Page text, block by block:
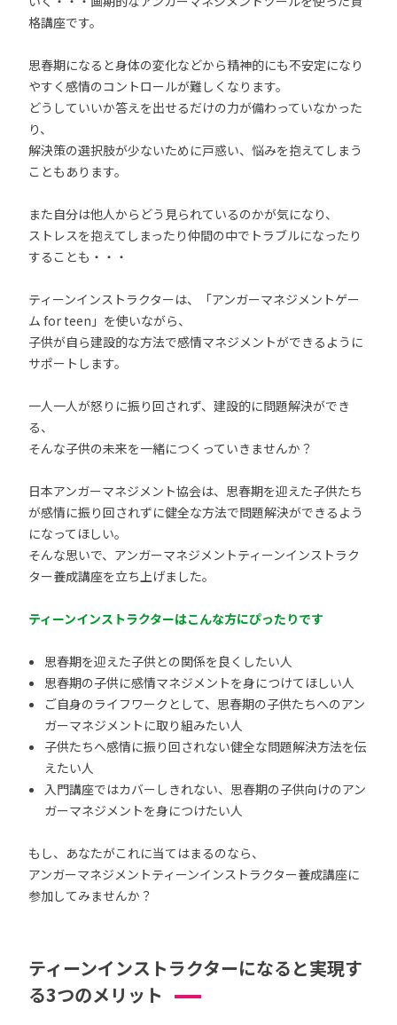
格講座です。
思春期になると身体の変化などから精神的にも不安定になり
やすく感情のコントロールが難しくなります。
どうしていいか答えを出せるだけの力が備わっていなかった
り、
解決策の選択肢が少ないために戸惑い、悩みを抱えてしまう
こともあります。
また自分は他人からどう見られているのかが気になり、
ストレスを抱えてしまったり仲間の中でトラブルになったり
することも・・・
ティーンインストラクターは、「アンガーマネジメントゲー
ム for teen」を使いながら、
子供が自ら建設的な方法で感情マネジメントができるように
サポートします。
一人一人が怒りに振り回されず、建設的に問題解決ができ
る、
そんな子供の未来を一緒につくっていきませんか？
日本アンガーマネジメント協会は、思春期を迎えた子供たち
が感情に振り回されずに健全な方法で問題解決ができるよう
になってほしい。
そんな思いで、アンガーマネジメントティーンインストラク
ター養成講座を立ち上げました。
ティーンインストラクターはこんな方にぴったりです
思春期を迎えた子供との関係を良くしたい人
思春期の子供に感情マネジメントを身につけてほしい人
ご自身のライフワークとして、思春期の子供たちへのアン
ガーマネジメントに取り組みたい人
子供たちへ感情に振り回されない健全な問題解決方法を伝
えたい人
入門講座ではカバーしきれない、思春期の子供向けのアン
ガーマネジメントを身につけたい人
もし、あなたがこれに当てはまるのなら、
アンガーマネジメントティーンインストラクター養成講座に
参加してみませんか？
ティーンインストラクターになると実現す
る3つのメリット